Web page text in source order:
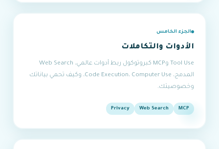
الجزء الخامس
الأدوات والتكاملات
Tool Use وMCP كبروتوكول ربط أدوات عالمي، Web Search
المدمج، Code Execution، Computer Use، وكيف تحمي بياناتك
وخصوصيتك.
MCP
Web Search
Privacy